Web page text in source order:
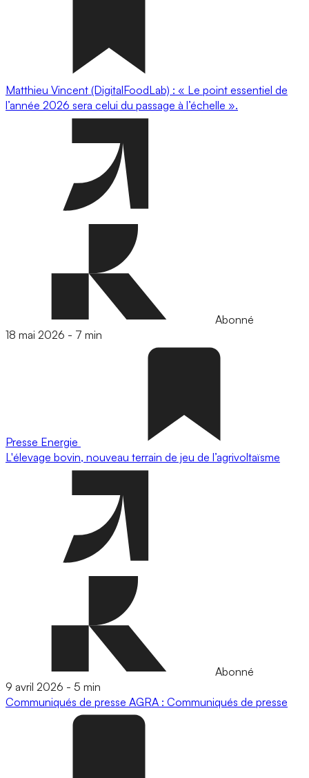
Matthieu Vincent (DigitalFoodLab) : « Le point essentiel de
l’année 2026 sera celui du passage à l’échelle ».
Abonné
18 mai 2026 - 7 min
Presse Energie
L'élevage bovin, nouveau terrain de jeu de l’agrivoltaïsme
Abonné
9 avril 2026 - 5 min
Communiqués de presse AGRA : Communiqués de presse